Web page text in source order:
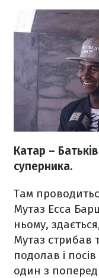
Катар –
суперника.
Там
Мутаз Есса
ньому,
Мутаз стрибав
подолав і
один з